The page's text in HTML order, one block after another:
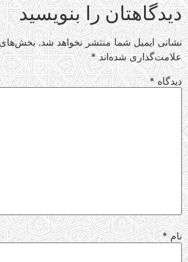
دیدگاهتان را بنویسید
نشانی ایمیل شما منتشر نخواهد شد. بخش‌های
علامت‌گذاری شده‌اند*
دیدگاه*
نام*